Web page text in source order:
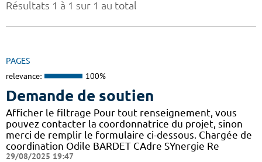
Résultats 1 à 1 sur 1 au total
PAGES
relevance: 100%
Demande de soutien
Afficher le filtrage Pour tout renseignement, vous
pouvez contacter la coordonnatrice du projet, sinon
merci de remplir le formulaire ci-dessous. Chargée de
coordination Odile BARDET CAdre SYnergie Re
29/08/2025 19:47